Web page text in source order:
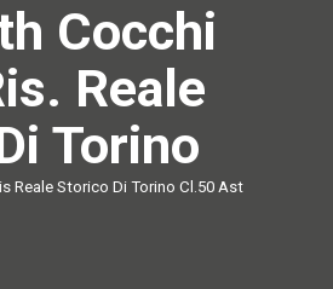
Cocchi
Reale
Torino
Reale Storico Di Torino Cl.50 Ast